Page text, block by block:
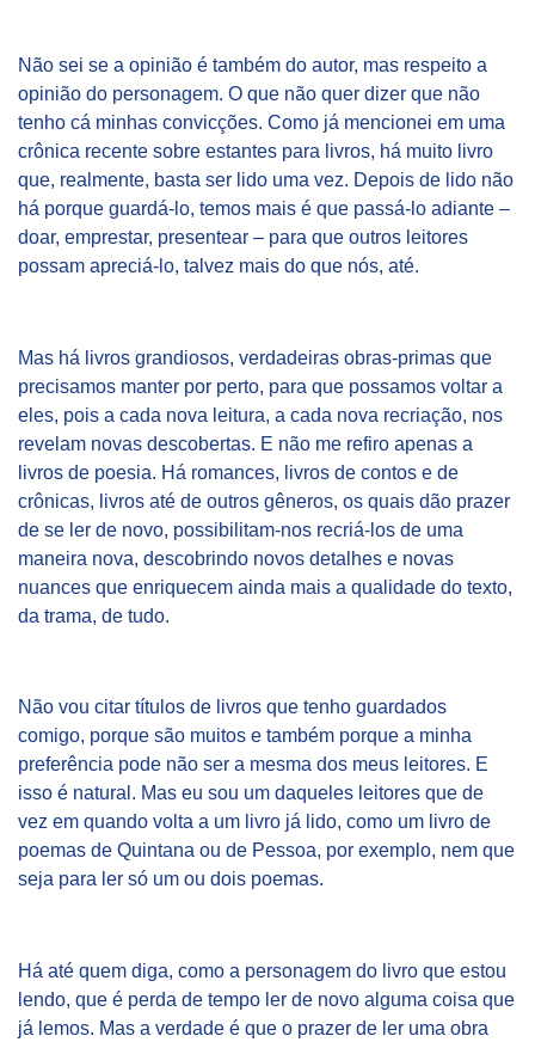
Não sei se a opinião é também do autor, mas respeito a
opinião do personagem. O que não quer dizer que não
tenho cá minhas convicções. Como já mencionei em uma
crônica recente sobre estantes para livros, há muito livro
que, realmente, basta ser lido uma vez. Depois de lido não
há porque guardá-lo, temos mais é que passá-lo adiante –
doar, emprestar, presentear – para que outros leitores
possam apreciá-lo, talvez mais do que nós, até.
Mas há livros grandiosos, verdadeiras obras-primas que
precisamos manter por perto, para que possamos voltar a
eles, pois a cada nova leitura, a cada nova recriação, nos
revelam novas descobertas. E não me refiro apenas a
livros de poesia. Há romances, livros de contos e de
crônicas, livros até de outros gêneros, os quais dão prazer
de se ler de novo, possibilitam-nos recriá-los de uma
maneira nova, descobrindo novos detalhes e novas
nuances que enriquecem ainda mais a qualidade do texto,
da trama, de tudo.
Não vou citar títulos de livros que tenho guardados
comigo, porque são muitos e também porque a minha
preferência pode não ser a mesma dos meus leitores. E
isso é natural. Mas eu sou um daqueles leitores que de
vez em quando volta a um livro já lido, como um livro de
poemas de Quintana ou de Pessoa, por exemplo, nem que
seja para ler só um ou dois poemas.
Há até quem diga, como a personagem do livro que estou
lendo, que é perda de tempo ler de novo alguma coisa que
já lemos. Mas a verdade é que o prazer de ler uma obra